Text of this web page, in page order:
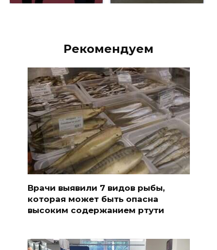
Рекомендуем
Врачи выявили 7 видов рыбы,
которая может быть опасна
высоким содержанием ртути